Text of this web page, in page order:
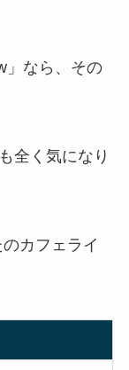
」なら、その
全く気になり
カフェライ